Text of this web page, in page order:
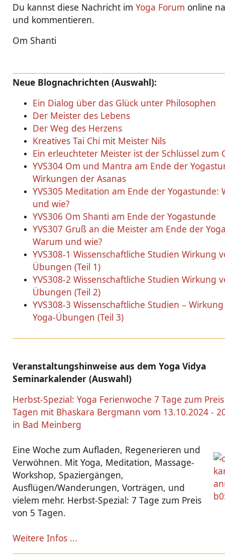
Du kannst diese Nachricht im Yoga Forum online
und kommentieren.
Om Shanti
Neue Blognachrichten (Auswahl):
Ein Dialog über das Glück unter Philosophen
Der Meister des Lebens
Der Weg des Herzens
Kreatives Tai Chi mit Meister Nils
Ein erleuchteter Meister ist der Schlüssel zum
YVS304 Om und Mantra am Ende der
Wirkungen der Asanas
YVS305 Meditation am Ende der Yogastunde:
und wie?
YVS306 Om Shanti am Ende der Yogastunde
YVS307 Gruß an die Meister am Ende der
Warum und wie?
YVS308-1 Wissenschaftliche Studien Wirkung
Übungen (Teil 1)
YVS308-2 Wissenschaftliche Studien Wirkung
Übungen (Teil 2)
YVS308-3 Wissenschaftliche Studien –
Yoga-Übungen (Teil 3)
Veranstaltungshinweise aus dem Yoga Vidya
Seminarkalender (Auswahl)
Herbst-Spezial: Yoga Ferienwoche 7 Tage zum
Tagen mit Bhaskara Bergmann vom 13.10.2024 -
in Bad Meinberg
Eine Woche zum Aufladen, Regenerieren und
Verwöhnen. Mit Yoga, Meditation, Massage-
Workshop, Spaziergängen,
Ausflügen/Wanderungen, Vorträgen, und
vielem mehr. Herbst-Spezial: 7 Tage zum Preis
von 5 Tagen.
Weitere Infos ...